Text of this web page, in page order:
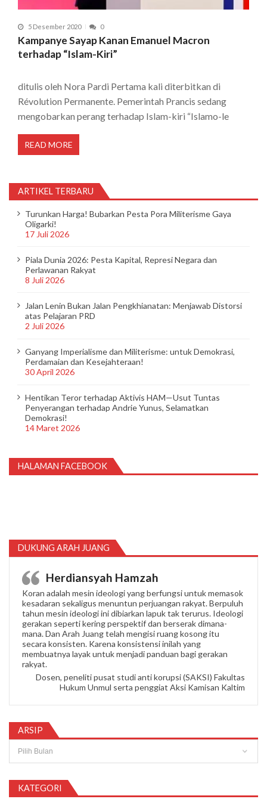
5 Desember 2020 0
Kampanye Sayap Kanan Emanuel Macron
terhadap “Islam-Kiri”
ditulis oleh Nora Pardi Pertama kali diterbitkan di
Révolution Permanente. Pemerintah Prancis sedang
mengobarkan perang terhadap Islam-kiri “Islamo-le
READ MORE
ARTIKEL TERBARU
Turunkan Harga! Bubarkan Pesta Pora Militerisme Gaya
Oligarki!
17 Juli 2026
Piala Dunia 2026: Pesta Kapital, Represi Negara dan
Perlawanan Rakyat
8 Juli 2026
Jalan Lenin Bukan Jalan Pengkhianatan: Menjawab Distorsi
atas Pelajaran PRD
2 Juli 2026
Ganyang Imperialisme dan Militerisme: untuk Demokrasi,
Perdamaian dan Kesejahteraan!
30 April 2026
Hentikan Teror terhadap Aktivis HAM—Usut Tuntas
Penyerangan terhadap Andrie Yunus, Selamatkan
Demokrasi!
14 Maret 2026
HALAMAN FACEBOOK
DUKUNG ARAH JUANG
Herdiansyah Hamzah
Koran adalah mesin ideologi yang berfungsi untuk memasok
kesadaran sekaligus menuntun perjuangan rakyat. Berpuluh
tahun mesin ideologi ini dibiarkan lapuk tak terurus. Ideologi
gerakan seperti kering perspektif dan berserak dimana-
mana. Dan Arah Juang telah mengisi ruang kosong itu
secara konsisten. Karena konsistensi inilah yang
membuatnya layak untuk menjadi panduan bagi gerakan
rakyat.
Dosen, peneliti pusat studi anti korupsi (SAKSI) Fakultas
Hukum Unmul serta penggiat Aksi Kamisan Kaltim
ARSIP
KATEGORI